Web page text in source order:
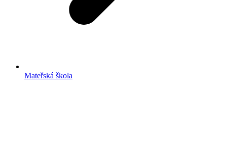
Mateřská škola